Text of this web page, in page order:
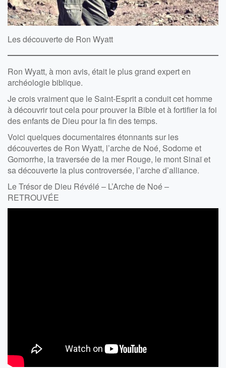
Les découverte de Ron Wyatt
Ron Wyatt, à mon avis, était le plus grand expert en
archéologie biblique.
Je crois vraiment que le Saint-Esprit a conduit cet homme
à découvrir tout cela pour prouver la Bible et à fortifier la foi
des enfants de Dieu pour la fin des temps.
Voici quelques documentaires étonnants sur les
découvertes de Ron Wyatt, l’arche de Noé, Sodome et
Gomorrhe, la traversée de la mer Rouge, le mont Sinaï et
sa découverte la plus controversée, l’arche d’alliance.
Le Trésor de Dieu Révélé – L’Arche de Noé –
RETROUVÉE